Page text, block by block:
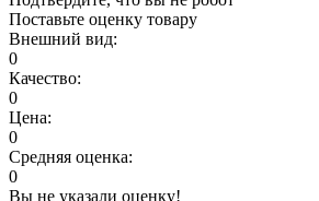
Поставьте оценку товару
Внешний вид:
0
Качество:
0
Цена:
0
Средняя оценка:
0
Вы не указали оценку!